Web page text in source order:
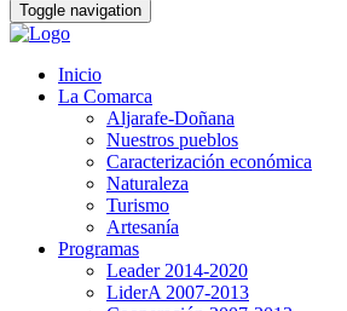
Toggle navigation
Inicio
La Comarca
Aljarafe-Doñana
Nuestros pueblos
Caracterización económica
Naturaleza
Turismo
Artesanía
Programas
Leader 2014-2020
LiderA 2007-2013